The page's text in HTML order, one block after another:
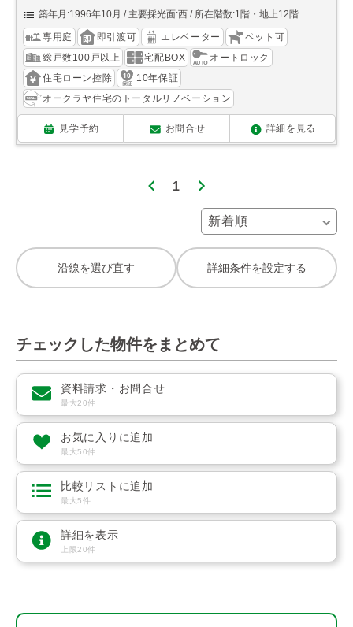
築年月:1996年10月
主要採光面:西 所在階数:1階・地上12階
専用庭 即引渡可 エレベーター
ペット可
総戸数100戸以上
宅配BOX
オートロック
住宅ローン控除
10年保証
オークラヤ住宅のトータルリノベーション
見学予約 お問合せ 詳細を見る
1
沿線を選び直す 詳細条件を設定する
チェックした物件をまとめて
資料請求・お問合せ
最大20件
お気に入りに追加
最大50件
比較リストに追加
最大5件
詳細を表示
上限20件